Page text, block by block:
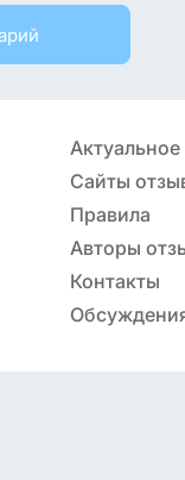
Актуальное
Сайты
Правила
Авторы
Контакты